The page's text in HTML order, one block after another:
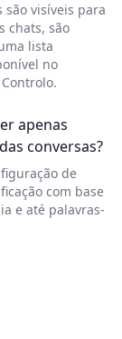
são visíveis para
chats, são
lista
no
apenas
conversas?
de
com base
e até palavras-